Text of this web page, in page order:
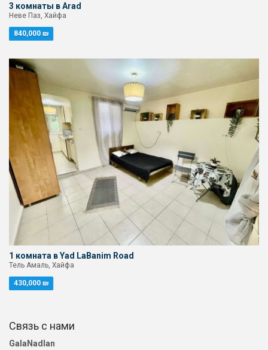
3 комнаты в Arad
Неве Паз, Хайфа
840,000 ₪
1 комната в Yad LaBanim Road
Тель Амаль, Хайфа
430,000 ₪
Связь с нами
GalaNadlan